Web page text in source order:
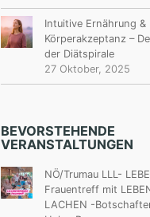
Intuitive Ernährung &
Körperakzeptanz –
der Diätspirale
27 Oktober, 2025
BEVORSTEHENDE
VERANSTALTUNGEN
NÖ/Trumau LLL-
Frauentreff mit
LACHEN -